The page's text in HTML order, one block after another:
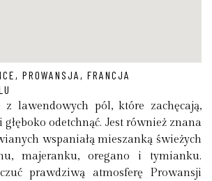
PROWANSJA, FRANCJA
z lawendowych pól, które zachęcają,
odetchnąć. Jest również znana
wspaniałą mieszanką świeżych
majeranku, oregano i tymianku.
prawdziwą atmosferę Prowansji